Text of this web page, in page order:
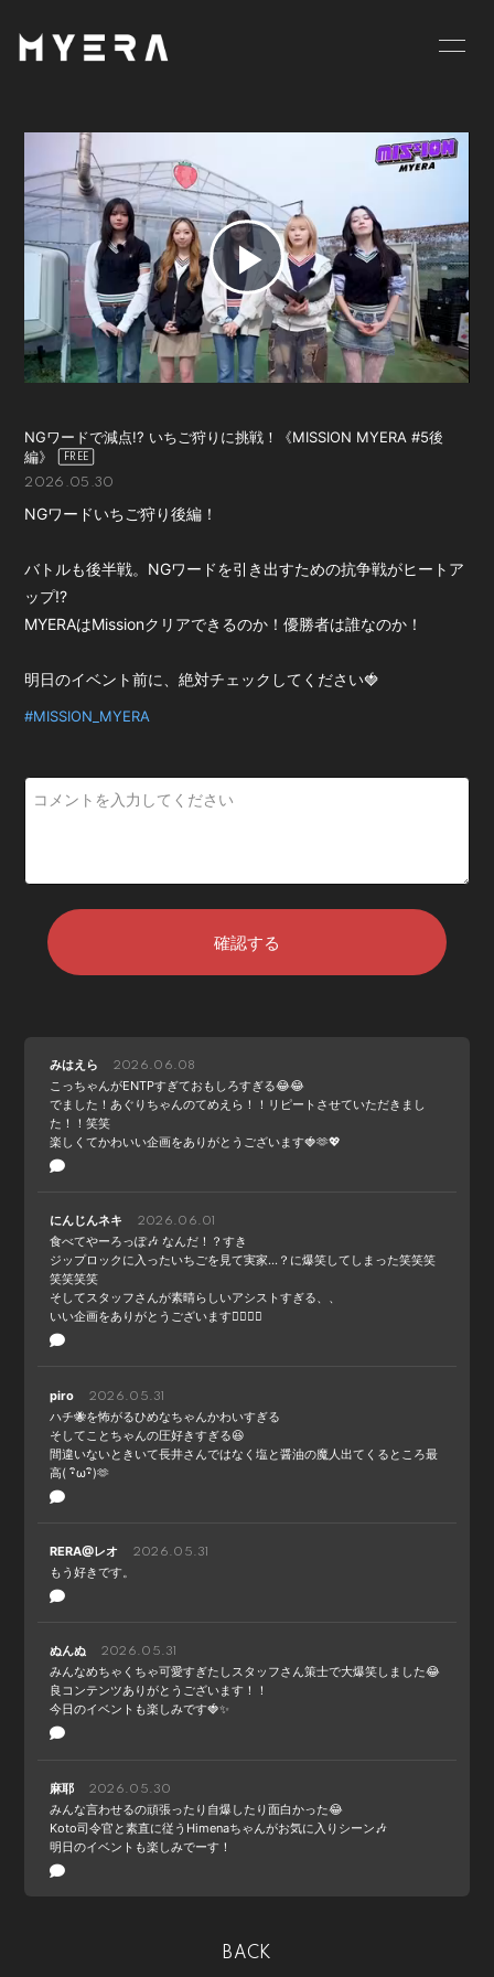
SCHEDULE
VIDEO DISCOGRAPHY
GOODS BLOG
MOVIE RADIO
PHOTO
お仕事のご依頼等は
こちら
会員登録 ログイン
P
l
a
V
i
o
NGワードで減点!? いちご狩りに挑戦！《MISSION MYERA #5後
編》
2026.05.30
NGワードいちご狩り後編！
バトルも後半戦。NGワードを引き出すための抗争戦がヒートア
ップ!?
MYERAはMissionクリアできるのか！優勝者は誰なのか！
明日のイベント前に、絶対チェックしてください🍓
#MISSION_MYERA
みはえら 2026.06.08
こっちゃんがENTPすぎておもしろすぎる😂😂
でました！あぐりちゃんのてめえら！！リピートさせていただきまし
た！！笑笑
楽しくてかわいい企画をありがとうございます🍓🫶💖
にんじんネキ 2026.06.01
食べてやーろっぽ🎶 なんだ！？すき
ジップロックに入ったいちごを見て実家…？に爆笑してしまった笑笑笑
笑笑笑笑
そしてスタッフさんが素晴らしいアシストすぎる、、
いい企画をありがとうございます🙇‍♀️🙇‍♀️
piro 2026.05.31
ハチ🐝を怖がるひめなちゃんかわいすぎる
そしてことちゃんの圧好きすぎる😆
間違いないときいて長井さんではなく塩と醤油の魔人出てくるところ最
高( ･ิω･ิ)🫶
RERA@レオ 2026.05.31
もう好きです。
ぬんぬ 2026.05.31
みんなめちゃくちゃ可愛すぎたしスタッフさん策士で大爆笑しました😂
良コンテンツありがとうございます！！
今日のイベントも楽しみです🍓✨
麻耶 2026.05.30
みんな言わせるの頑張ったり自爆したり面白かった😂
Koto司令官と素直に従うHimenaちゃんがお気に入りシーン🎶
明日のイベントも楽しみでーす！
BACK